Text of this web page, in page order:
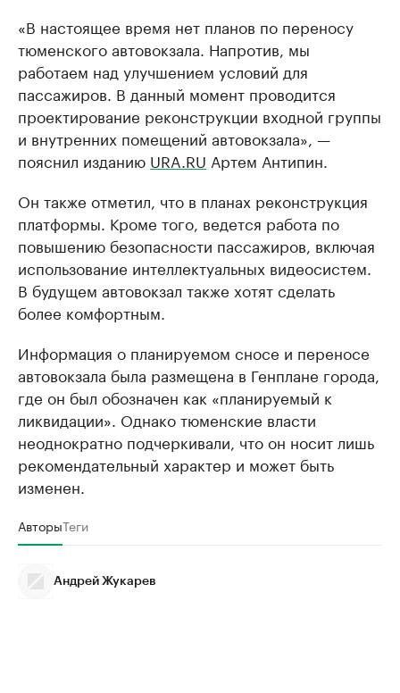
«В настоящее время нет планов по переносу
тюменского автовокзала. Напротив, мы
работаем над улучшением условий для
пассажиров. В данный момент проводится
проектирование реконструкции входной группы
и внутренних помещений автовокзала», —
пояснил изданию URA.RU Артем Антипин.
Он также отметил, что в планах реконструкция
платформы. Кроме того, ведется работа по
повышению безопасности пассажиров, включая
использование интеллектуальных видеосистем.
В будущем автовокзал также хотят сделать
более комфортным.
Информация о планируемом сносе и переносе
автовокзала была размещена в Генплане города,
где он был обозначен как «планируемый к
ликвидации». Однако тюменские власти
неоднократно подчеркивали, что он носит лишь
рекомендательный характер и может быть
изменен.
АвторыТеги
Андрей Жукарев